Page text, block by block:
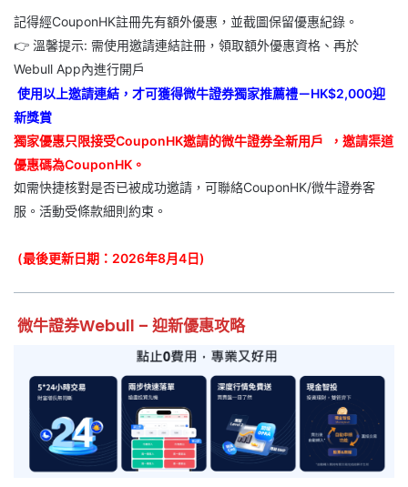
記得經CouponHK註冊先有額外優惠，並截圖保留優惠紀錄。
👉 溫馨提示: 需使用邀請連結註冊，領取額外優惠資格、再於
Webull App內進行開戶
使用以上邀請連結，才可獲得微牛證券獨家推薦禮－HK$2,000迎
新獎賞
獨家優惠只限接受CouponHK邀請的微牛證券全新用戶
，邀請渠道
優惠碼為CouponHK。
如需快捷核對是否已被成功邀請，可聯絡CouponHK/微牛證券客
服。活動受條款細則約束。
(最後更新日期：2026年8月4日)
微牛證券Webull – 迎新優惠攻略